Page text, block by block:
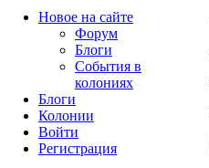
Новое на сайте
Форум
Блоги
События в
колониях
Блоги
Колонии
Войти
Peгиcтpaция